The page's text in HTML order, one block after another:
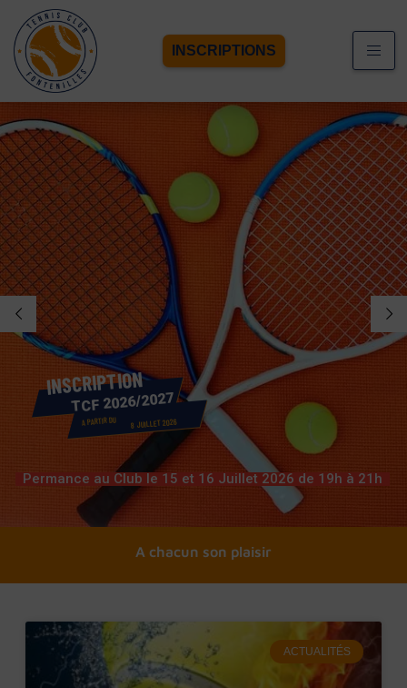
INSCRIPTIONS
INSCRIPTION
TCF 2026/2027
A PARTIR DU 8 JUILLET 2026
Permance au Club le 15 et 16 Juillet 2026 de 19h à 21h
A chacun son tennis
ACTUALITÉS